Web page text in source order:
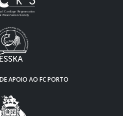
APOIO AO FC PORTO